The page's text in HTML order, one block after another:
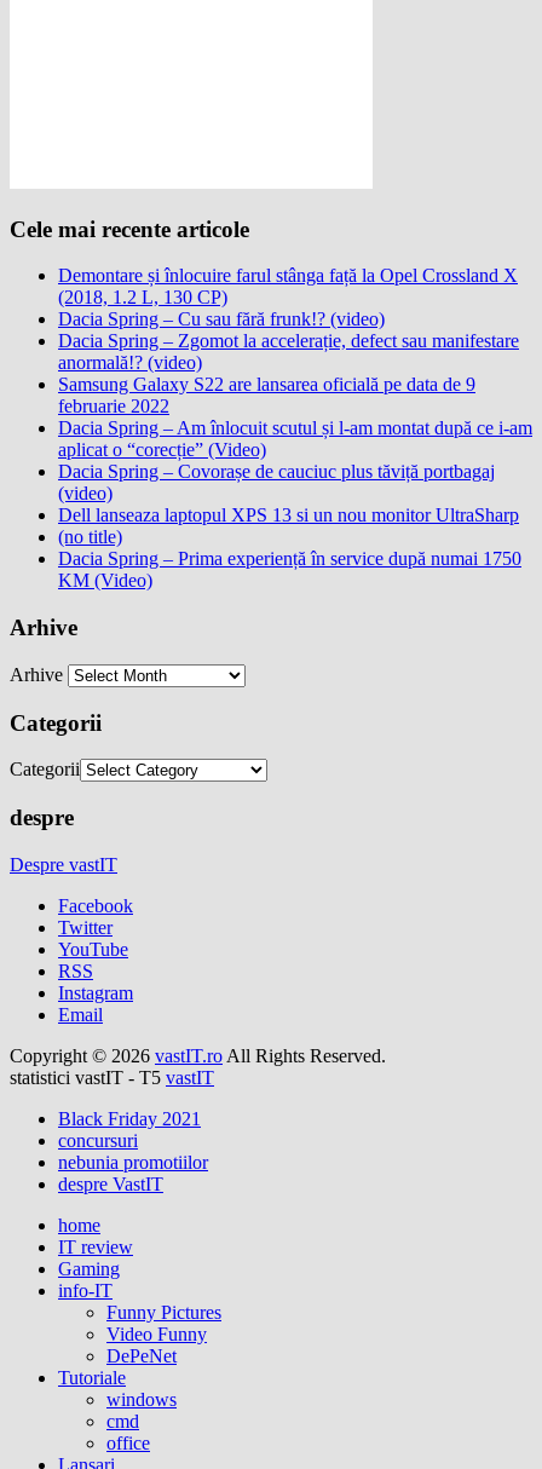
Cele mai recente articole
Demontare și înlocuire farul stânga față la Opel Crossland X
(2018, 1.2 L, 130 CP)
Dacia Spring – Cu sau fără frunk!? (video)
Dacia Spring – Zgomot la accelerație, defect sau manifestare
anormală!? (video)
Samsung Galaxy S22 are lansarea oficială pe data de 9
februarie 2022
Dacia Spring – Am înlocuit scutul și l-am montat după ce i-am
aplicat o “corecție” (Video)
Dacia Spring – Covorașe de cauciuc plus tăviță portbagaj
(video)
Dell lanseaza laptopul XPS 13 si un nou monitor UltraSharp
(no title)
Dacia Spring – Prima experiență în service după numai 1750
KM (Video)
Arhive
Arhive
Categorii
Categorii
despre
Despre vastIT
Facebook
Twitter
YouTube
RSS
Instagram
Email
Copyright © 2026 vastIT.ro All Rights Reserved.
statistici vastIT - T5 vastIT
Black Friday 2021
concursuri
nebunia promotiilor
despre VastIT
home
IT review
Gaming
info-IT
Funny Pictures
Video Funny
DePeNet
Tutoriale
windows
cmd
office
Lansari